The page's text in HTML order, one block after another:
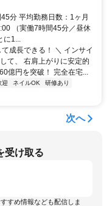
分 平均勤務日数：1ヶ月
（実働7時間45分／昼休
1...
成長できる！ ＼ インサイ
て、 右肩上がりに安定的
億円を突破！ 完全在宅...
迎 ネイルOK
研修あり
次へ
受け取る
すめ情報なども配信しま